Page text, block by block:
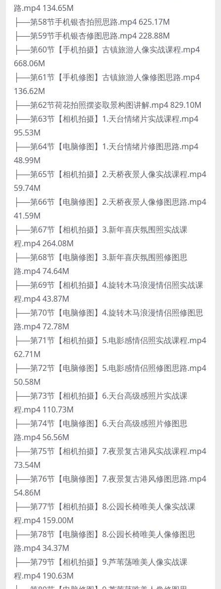
路.mp4 134.65M
├──第58节手机银杏拍照思路.mp4 625.17M
├──第59节手机银杏修图思路.mp4 228.88M
├──第60节【手机拍摄】古镇旅游人像实战课程.mp4
668.06M
├──第61节【手机修图】古镇旅游人像修图思路.mp4
136.62M
├──第62节荷花拍照摆姿取景构图讲解.mp4 829.10M
├──第63节【相机拍摄】1.天台情绪片实战课程.mp4
95.53M
├──第64节【电脑修图】1.天台情绪片修图思路.mp4
48.99M
├──第65节【相机拍摄】2.天桥夜景人像实战课程.mp4
59.74M
├──第66节【电脑修图】2.天桥夜景人像修图思路.mp4
41.59M
├──第67节【相机拍摄】3.新年喜庆氛围照实战课
程.mp4 264.08M
├──第68节【电脑修图】3.新年喜庆氛围照修图思
路.mp4 74.64M
├──第69节【相机拍摄】4.旋转木马浪漫情侣照实战课
程.mp4 43.87M
├──第70节【电脑修图】4.旋转木马浪漫情侣照修图思
路.mp4 72.78M
├──第71节【相机拍摄】5.电影感情侣照实战课程.mp4
62.71M
├──第72节【电脑修图】5.电影感情侣照修图思路.mp4
50.58M
├──第73节【相机拍摄】6.天台高级感照片实战课
程.mp4 110.73M
├──第74节【电脑修图】6.天台高级感照片修图思
路.mp4 56.56M
├──第75节【相机拍摄】7.夜景复古港风实战课程.mp4
73.54M
├──第76节【电脑修图】7.夜景复古港风修图思路.mp4
54.86M
├──第77节【相机拍摄】8.公园长椅唯美人像实战课
程.mp4 159.00M
├──第78节【电脑修图】8.公园长椅唯美人像修图思
路.mp4 34.37M
├──第79节【相机拍摄】9.芦苇荡唯美人像实战课
程.mp4 190.63M